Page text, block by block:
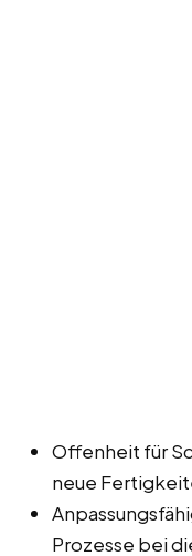
Offenheit für
neue
Prozesse bei